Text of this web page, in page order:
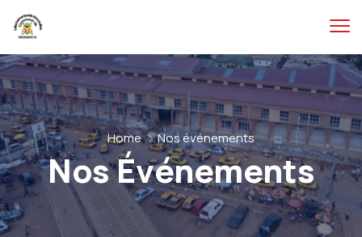
Home Nos événements
Nos Événements